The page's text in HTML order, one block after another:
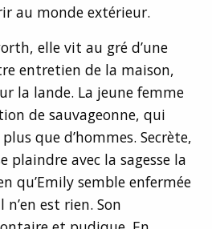
au monde extérieur.
elle vit au gré d’une
entretien de la maison,
la lande. La jeune femme
de sauvageonne, qui
que d’hommes. Secrète,
plaindre avec la sagesse la
qu’Emily semble enfermée
est rien. Son